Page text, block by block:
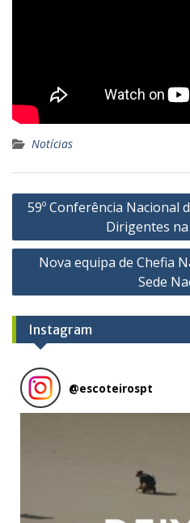
Notícias
Navegação
artigos
59º Conferência Nacional
Dirigentes
Nova equipa de Chefia
Sede
Instagram
@escoteirospt